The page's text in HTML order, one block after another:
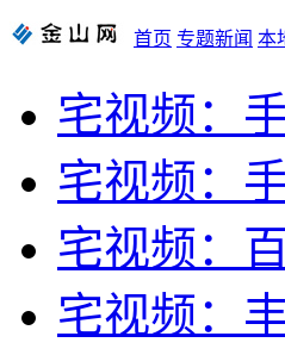
首页 专题新闻 本
宅视频：
宅视频：
宅视频：
宅视频：